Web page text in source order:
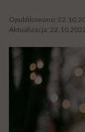
Opublikowano:
Aktualizacja: